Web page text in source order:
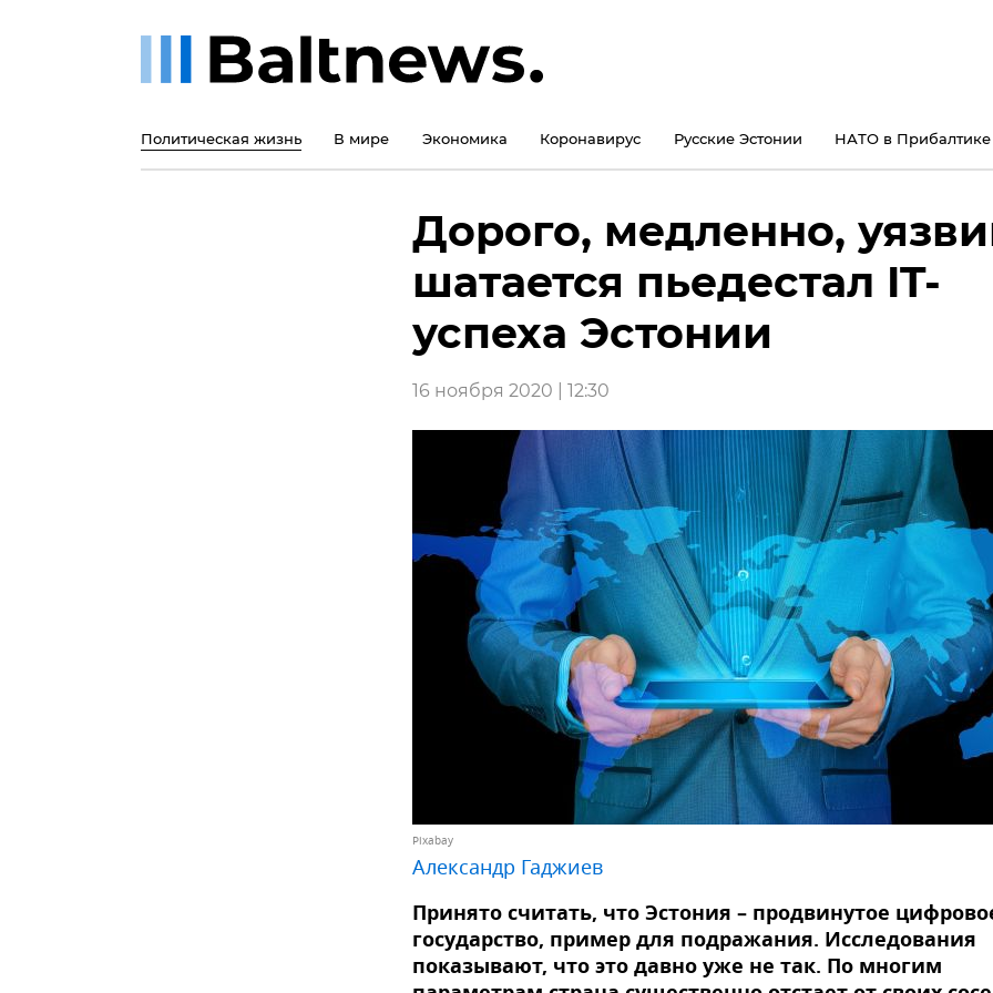
Политическая жизнь В мире Экономика Коронавирус Русские Эстонии НАТО в Прибалтике
Дорого, медленно,
шатается пьедестал IT-
успеха Эстонии
16 ноября 2020 | 12:30
Pixabay
Александр Гаджиев
Принято считать, что Эстония – продвинутое
государство, пример для подражания. Исследования
показывают, что это давно уже не так. По многим